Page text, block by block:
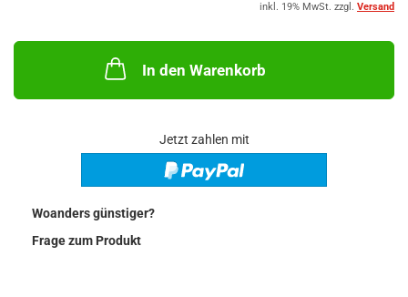
inkl. 19% MwSt. zzgl. Versand
In den Warenkorb
Jetzt zahlen mit
Woanders günstiger?
Frage zum Produkt